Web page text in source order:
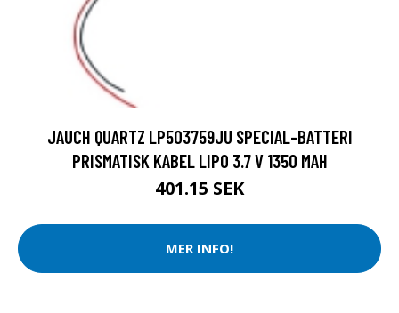
JAUCH QUARTZ LP503759JU SPECIAL-BATTERI
PRISMATISK KABEL LIPO 3.7 V 1350 MAH
401.15 SEK
MER INFO!